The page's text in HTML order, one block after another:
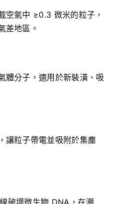
空氣中 ≥0.3 微米的粒子，
差地區。
體分子，適用於新裝潢、吸
讓粒子帶電並吸附於集塵